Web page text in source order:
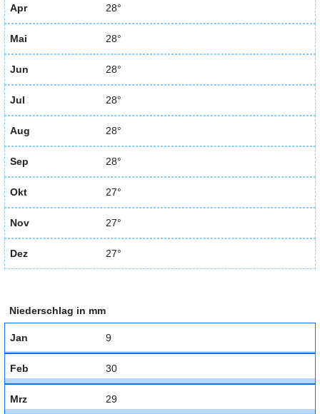
Apr 28°
Mai 28°
Jun 28°
Jul 28°
Aug 28°
Sep 28°
Okt 27°
Nov 27°
Dez 27°
Niederschlag in mm
Jan 9
Feb 30
Mrz 29